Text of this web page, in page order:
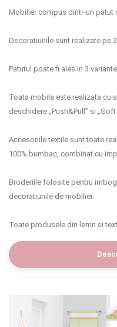
Mobilier compus dintr-un patut
Decoratiunile sunt realizate pe
Patutul poate fi ales in 3
Toata mobila este realizata cu
deschidere „Push&Pull” si „Soft
Accesoriile textile sunt toate
100% bumbac, combinat cu
Broderiile folosite pentru
decoratiunile de mobilier.
Toate produsele din lemn si